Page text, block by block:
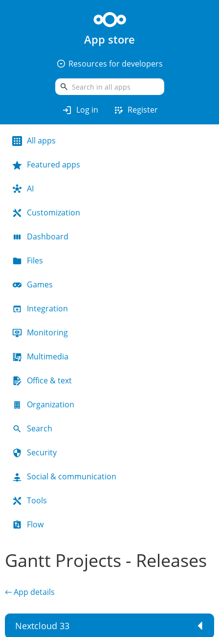
App store
arrow_drop_down_circle Resources for developers
search
login Log in app_registration Register
All apps
Featured apps
AI
Customization
Dashboard
Files
Games
Integration
Monitoring
Multimedia
Office & text
Organization
Search
Security
Social & communication
Tools
Flow
Gantt Projects - Releases
← App details
Nextcloud 33